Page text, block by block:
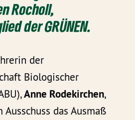
Rocholl,
der GRÜNEN.
der
Biologischer
Anne Rodekirchen,
das Ausmaß